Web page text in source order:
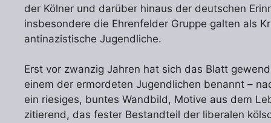
der Kölner und darüber hinaus der deutschen
insbesondere die Ehrenfelder Gruppe galten als
antinazistische Jugendliche.
Erst vor zwanzig Jahren hat sich das Blatt
einem der ermordeten Jugendlichen benannt –
ein riesiges, buntes Wandbild, Motive aus dem
zitierend, das fester Bestandteil der liberalen